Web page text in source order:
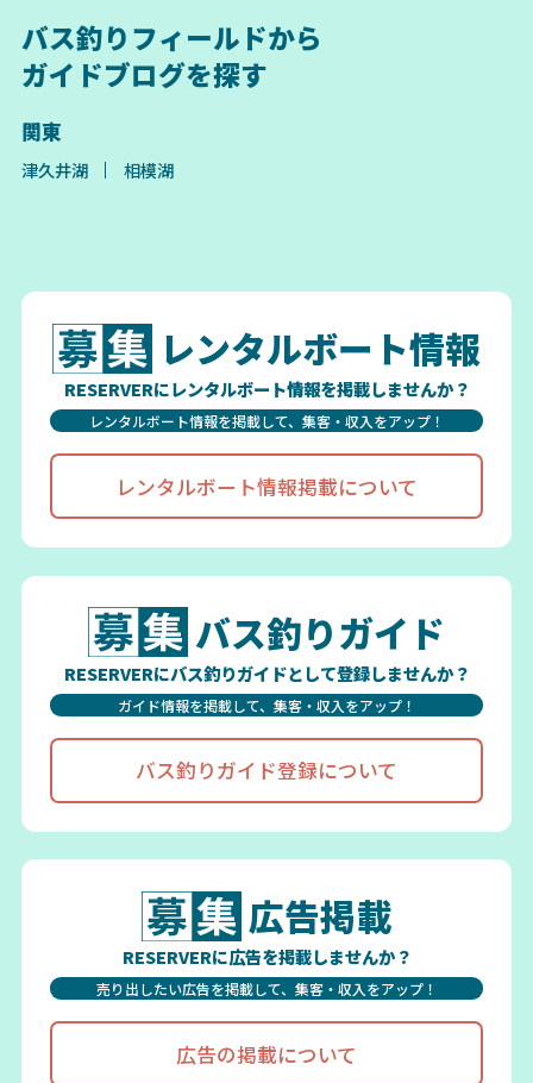
バス釣りフィールドから
ガイドブログを探す
関東
津久井湖 相模湖
レンタルボート情報
RESERVERにレンタルボート情報を掲載しませんか？
レンタルボート情報を掲載して、集客・収入をアップ！
レンタルボート情報掲載について
バス釣りガイド
RESERVERにバス釣りガイドとして登録しませんか？
ガイド情報を掲載して、集客・収入をアップ！
バス釣りガイド登録について
広告掲載
RESERVERに広告を掲載しませんか？
売り出したい広告を掲載して、集客・収入をアップ！
広告の掲載について